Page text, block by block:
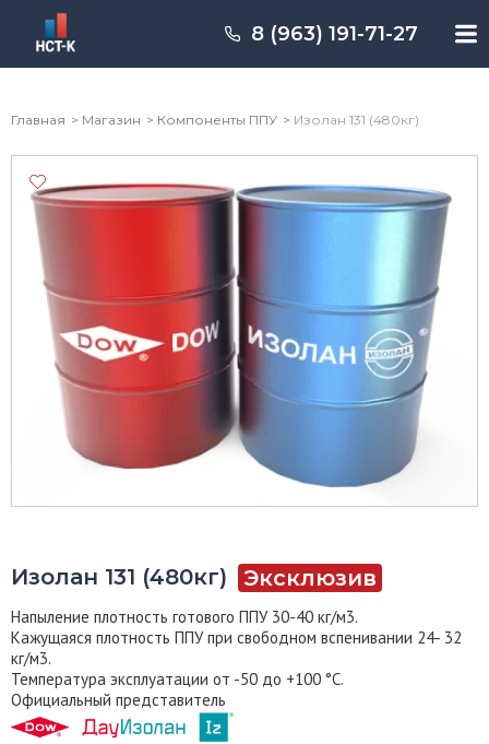
8 (963) 191-71-27
Главная Магазин Компоненты ППУ Изолан 131 (480кг)
Изолан 131 (480кг)
Напыление плотность готового ППУ 30-40 кг/м3.
Кажущаяся плотность ППУ при свободном вспенивании 24- 32
кг/м3.
Температура эксплуатации от -50 до +100 °С.
Официальный представитель